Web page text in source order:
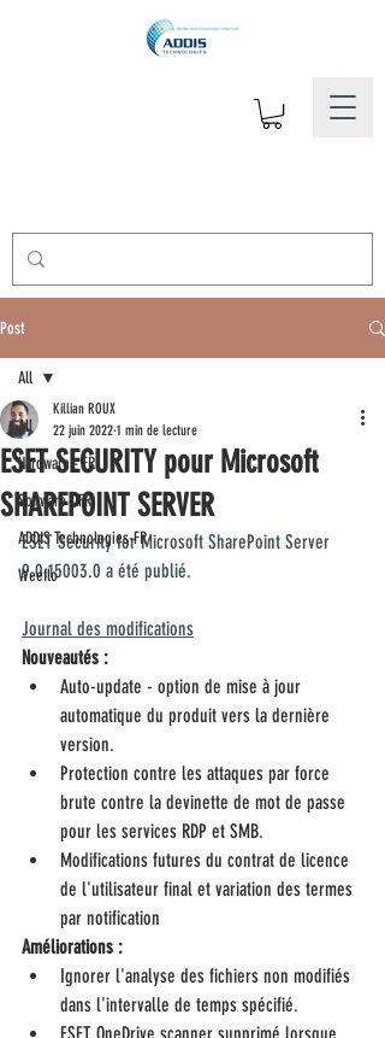
Post
All
Hardware - FR
Software - FR
ADDIS Technologies-FR
Weeflo
All
ESET SECURITY pour Microsoft
SHAREPOINT SERVER
Killian ROUX
22 juin 2022 1 min de lecture
ESET Security for Microsoft SharePoint Server
9.0.15003.0 a été publié.
Journal des modifications
Nouveautés :
Auto-update - option de mise à jour
automatique du produit vers la dernière
version.
Protection contre les attaques par force
brute contre la devinette de mot de passe
pour les services RDP et SMB.
Modifications futures du contrat de licence
de l'utilisateur final et variation des termes
par notification
Améliorations :
Ignorer l'analyse des fichiers non modifiés
dans l'intervalle de temps spécifié.